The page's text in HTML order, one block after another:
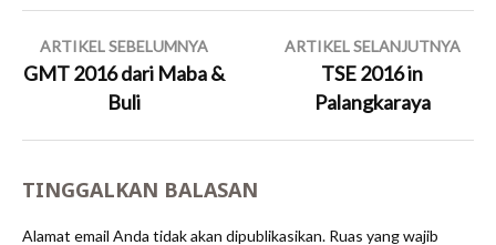
Navigasi
pos
ARTIKEL SEBELUMNYA
GMT 2016 dari Maba &
Buli
ARTIKEL SELANJUTNYA
TSE 2016 in
Palangkaraya
TINGGALKAN BALASAN
Alamat email Anda tidak akan dipublikasikan. Ruas yang wajib